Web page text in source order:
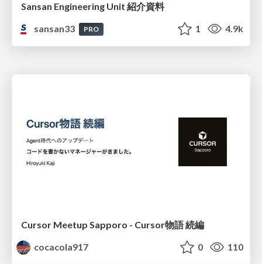
Sansan Engineering Unit 紹介資料
sansan33
PRO 1 4.9k
Cursor Meetup Sapporo - Cursor物語 続編
cocacola917
0 110